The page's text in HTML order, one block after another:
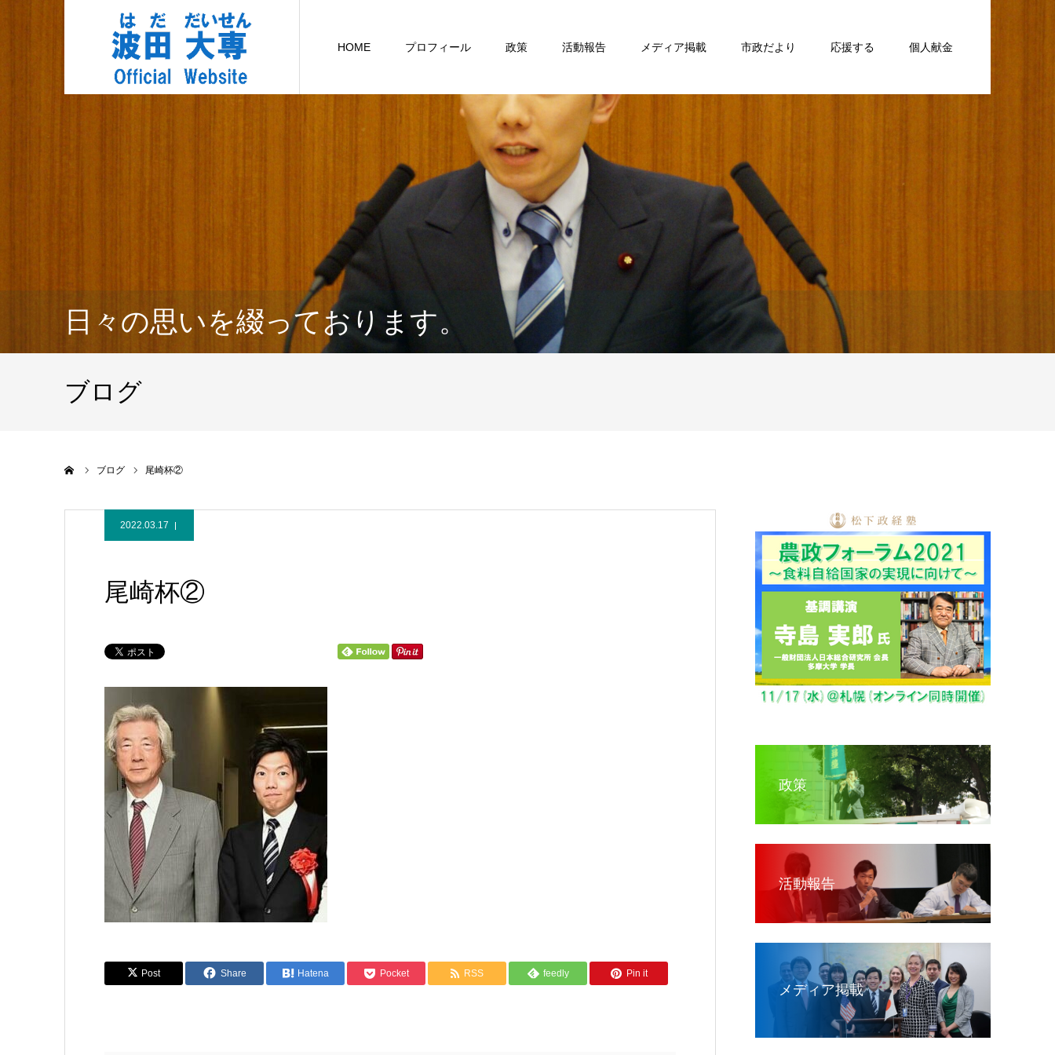
HOME プロフィール 政策 活動報告 メディア掲載 市政だより 応援する 個人献金
日々の思いを綴っております。
ブログ
ブログ 尾崎杯②
2022.03.17
尾崎杯②
Post Share Hatena Pocket RSS feedly Pin it
政策
活動報告
メディア掲載